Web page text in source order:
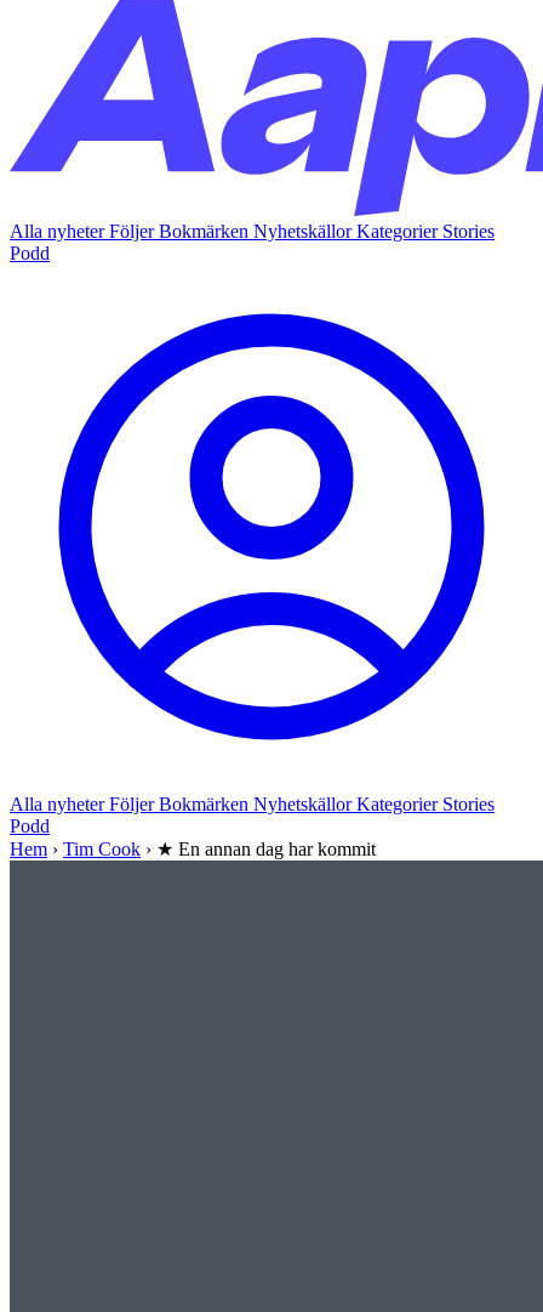
Alla nyheterFöljerBokmärken NyhetskällorKategorier Stories
Podd
Alla nyheterFöljerBokmärken NyhetskällorKategorier Stories
Podd
Hem › Tim Cook › ★ En annan dag har kommit